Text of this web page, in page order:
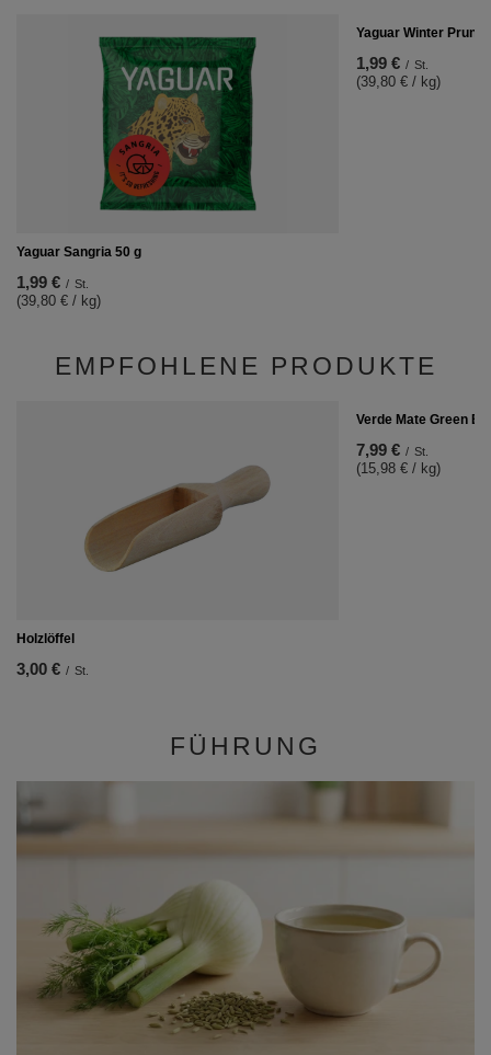
Yaguar Sangria 50 g
1,99 € / St.
(39,80 € / kg)
Yaguar Winter Prune
1,99 € / St.
(39,80 € / kg)
EMPFOHLENE PRODUKTE
Holzlöffel
3,00 € / St.
Verde Mate Green
7,99 € / St.
(15,98 € / kg)
FÜHRUNG